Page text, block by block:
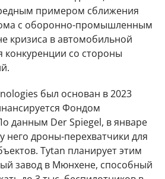
примером сближения
с оборонно-промышленным
кризиса в автомобильной
конкуренции со стороны
был основан в 2023
Фондом
данным Der Spiegel, в январе
него дроны-перехватчики для
Tytan планирует этим
завод в Мюнхене, способный